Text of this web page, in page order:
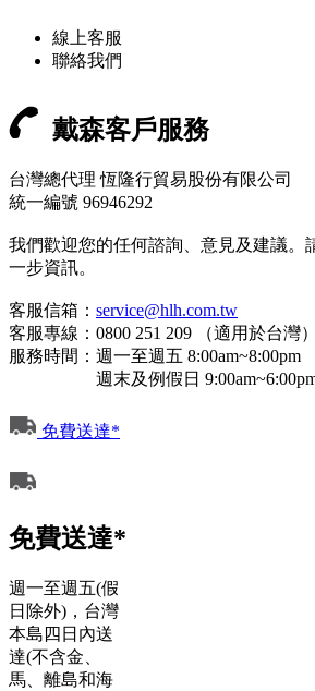
線上客服
聯絡我們
戴森客戶服務
台灣總代理 恆隆行貿易股份有限公司
統一編號 96946292
我們歡迎您的任何諮詢、意見及建議。
一步資訊。
客服信箱： service@hlh.com.tw
客服專線：0800 251 209 （適用於台灣）
服務時間：週一至週五 8:00am~8:00pm
週末及例假日
免費送達*
免費送達*
週一至週五(假
日除外)，台灣
本島四日內送
達(不含金、
馬、離島和海